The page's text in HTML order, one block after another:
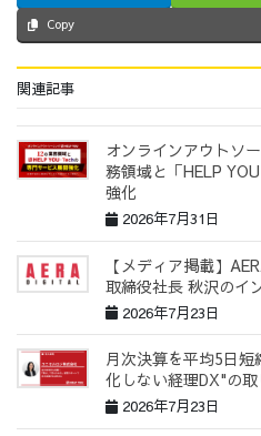
Copy
関連記事
オンラインアウトソ
務領域と「HELP
強化
2026年7月31日
【メディア掲載】
取締役社長 秋沢のイ
2026年7月23日
月次決算を平均5日
化しない経理DX"の
2026年7月23日